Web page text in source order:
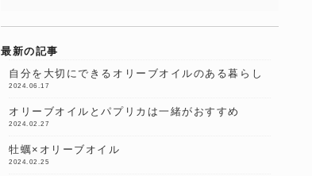
最新の記事
自分を大切にできるオリーブオイルのある暮らし
2024.06.17
オリーブオイルとパプリカは一緒がおすすめ
2024.02.27
牡蠣×オリーブオイル
2024.02.25